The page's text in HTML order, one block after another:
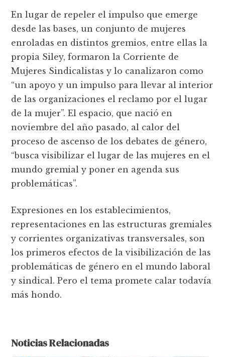
En lugar de repeler el impulso que emerge
desde las bases, un conjunto de mujeres
enroladas en distintos gremios, entre ellas la
propia Siley, formaron la Corriente de
Mujeres Sindicalistas y lo canalizaron como
“un apoyo y un impulso para llevar al interior
de las organizaciones el reclamo por el lugar
de la mujer”. El espacio, que nació en
noviembre del año pasado, al calor del
proceso de ascenso de los debates de género,
“busca visibilizar el lugar de las mujeres en el
mundo gremial y poner en agenda sus
problemáticas”.
Expresiones en los establecimientos,
representaciones en las estructuras gremiales
y corrientes organizativas transversales, son
los primeros efectos de la visibilización de las
problemáticas de género en el mundo laboral
y sindical. Pero el tema promete calar todavía
más hondo.
Noticias Relacionadas